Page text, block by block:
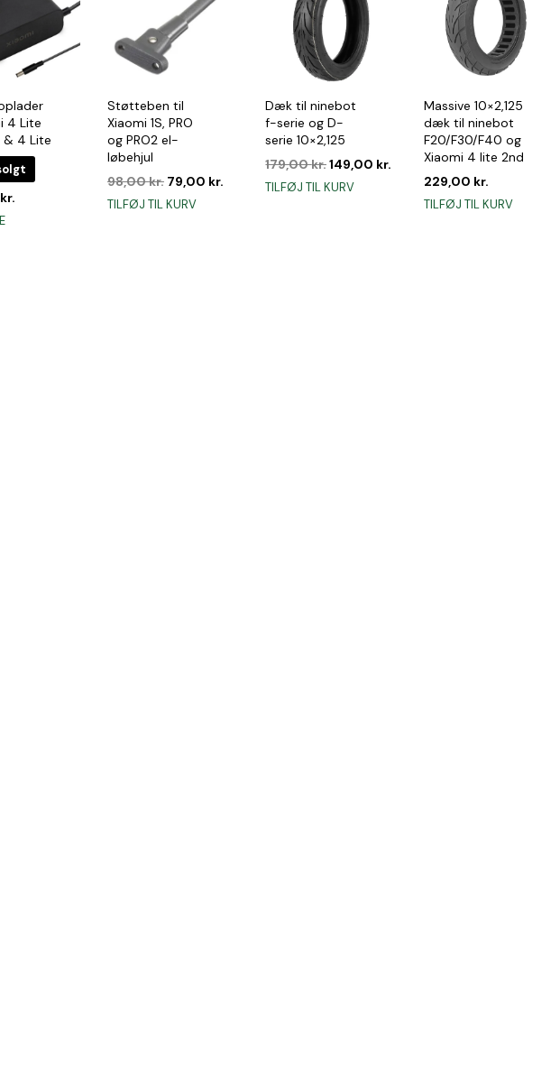
4 Lite
& 4 Lite
kr.
Støtteben til
Xiaomi 1S, PRO
og PRO2 el-
løbehjul
98,00kr. Den
oprindelige
79,00 kr.Den
TILFØJ TIL KURV
Dæk til ninebot
f-serie og D-
serie 10×2,125
179,00kr.Den
oprindelige
149,00 kr.
aktuelle
TILFØJ TIL KURV
Massive 10×2,125
dæk til ninebot
F20/F30/F40 og
Xiaomi 4 lite 2nd
229,00 kr.
TILFØJ TIL KURV